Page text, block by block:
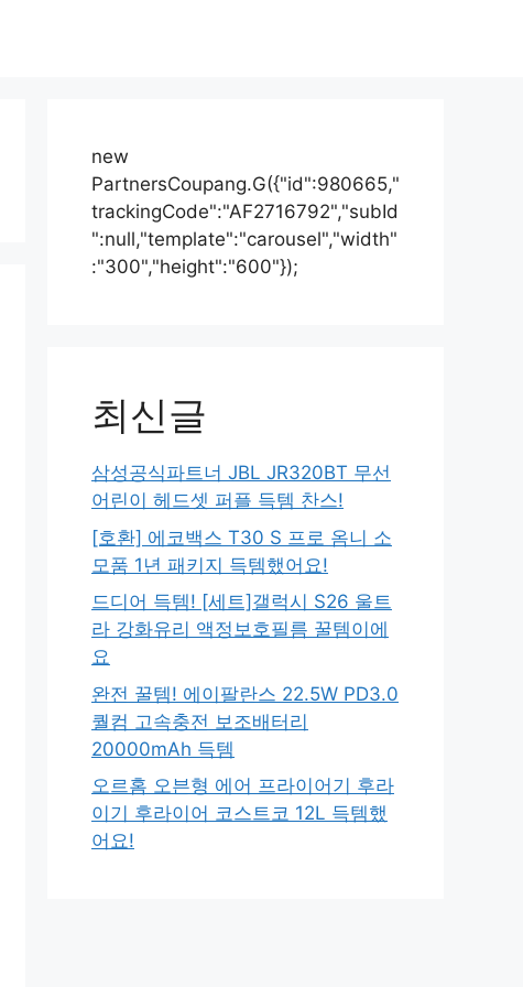
new
PartnersCoupang.G({"id":980665,"
trackingCode":"AF2716792","subId
":null,"template":"carousel","width"
:"300","height":"600"});
최신글
삼성공식파트너 JBL JR320BT 무선
어린이 헤드셋 퍼플 득템 찬스!
[호환] 에코백스 T30 S 프로 옴니 소
모품 1년 패키지 득템했어요!
드디어 득템! [세트]갤럭시 S26 울트
라 강화유리 액정보호필름 꿀템이에
요
완전 꿀템! 에이팔란스 22.5W PD3.0
퀄컴 고속충전 보조배터리
20000mAh 득템
오르홈 오븐형 에어 프라이어기 후라
이기 후라이어 코스트코 12L 득템했
어요!